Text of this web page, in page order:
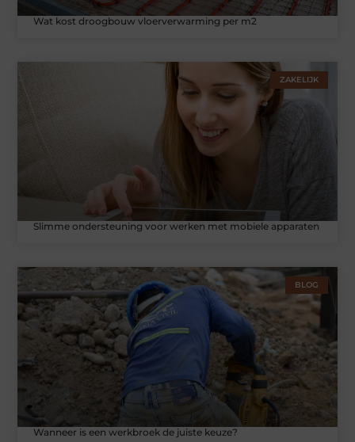
Wat kost droogbouw vloerverwarming per m2
ZAKELIJK
Slimme ondersteuning voor werken met mobiele apparaten
BLOG
Wanneer is een werkbroek de juiste keuze?